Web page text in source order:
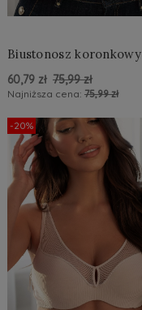
Biustonosz koronkowy
60,79 zł 75,99 zł
Najniższa cena: 75,99 zł
Do Koszyka »
-20%